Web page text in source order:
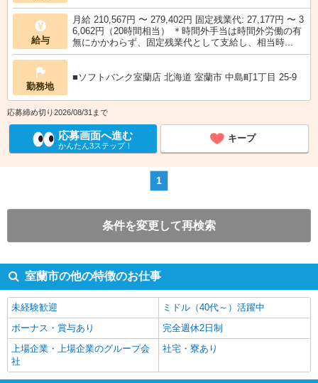
給与
月給 210,567円 〜 279,402円 固定残業代: 27,177円 〜 3
6,062円（20時間相当） ＊時間外手当は時間外労働の有
無にかかわらず、固定残業代として支給し、相当時...
勤務地
■ソフトバンク室蘭店 北海道 室蘭市 中島町1丁目 25‐9
応募締め切り2026/08/31まで
応募画面へ進む
かんたん3ステップ！
キープ
1
条件を変更して再検索
室蘭市の他の特徴のお仕事
未経験歓迎
ミドル（40代～）活躍中
ボーナス・賞与あり
完全週休2日制
上場企業・上場企業のグループ会
社
社宅・寮あり